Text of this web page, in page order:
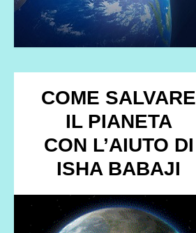
COME SALVARE
IL PIANETA
CON L’AIUTO DI
ISHA BABAJI